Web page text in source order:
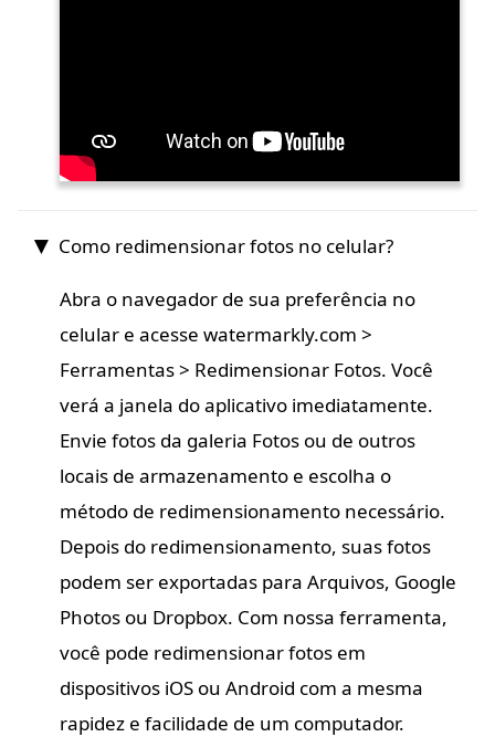
Como redimensionar fotos no celular?
Abra o navegador de sua preferência no
celular e acesse watermarkly.com >
Ferramentas > Redimensionar Fotos. Você
verá a janela do aplicativo imediatamente.
Envie fotos da galeria Fotos ou de outros
locais de armazenamento e escolha o
método de redimensionamento necessário.
Depois do redimensionamento, suas fotos
podem ser exportadas para Arquivos, Google
Photos ou Dropbox. Com nossa ferramenta,
você pode redimensionar fotos em
dispositivos iOS ou Android com a mesma
rapidez e facilidade de um computador.